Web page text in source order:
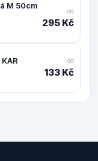
M 50cm
od
295 Kč
od
133 Kč